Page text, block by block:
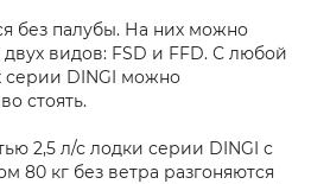
без палубы. На них можно
видов: FSD и FFD. С любой
серии DINGI можно
стоять.
2,5 л/с лодки серии DINGI с
80 кг без ветра разгоняются